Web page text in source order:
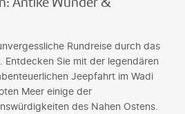
Rundreise durch das
Sie mit der legendären
Jeepfahrt im Wadi
Meer einige der
des Nahen Ostens.